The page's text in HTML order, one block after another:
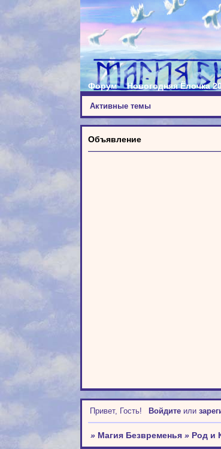
Форум Новогодняя Ёлочка
Активные темы
Объявление
Привет, Гость! Войдитеили
» Магия Безвременья » Род и